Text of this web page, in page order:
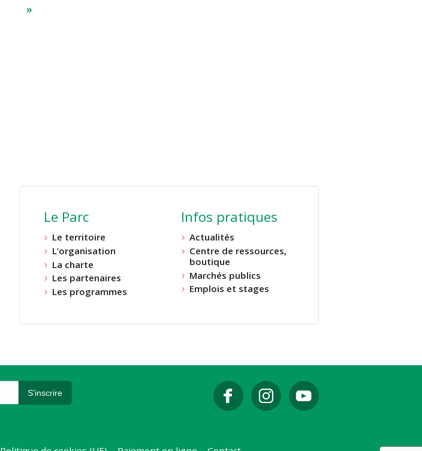
»
Le Parc
Le territoire
L’organisation
La charte
Les partenaires
Les programmes
Infos pratiques
Actualités
Centre de ressources,
boutique
Marchés publics
Emplois et stages